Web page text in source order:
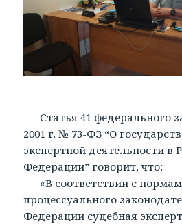
Статья 41 федерального
2001 г. № 73-ФЗ “О
экспертной деятельности в
Федерации” говорит, что:
«В соответствии с
процессуального
Федерации судебная